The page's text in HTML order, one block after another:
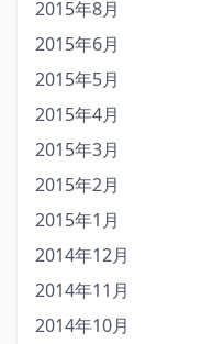
2015年8月
2015年6月
2015年5月
2015年4月
2015年3月
2015年2月
2015年1月
2014年12月
2014年11月
2014年10月